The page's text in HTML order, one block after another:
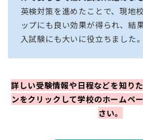
英検対策を進めたことで、現地
ップにも良い効果が得られ、結
入試験にも大いに役立ちました。
詳しい受験情報や日程などを知り
ンをクリックして学校のホームペ
さい。